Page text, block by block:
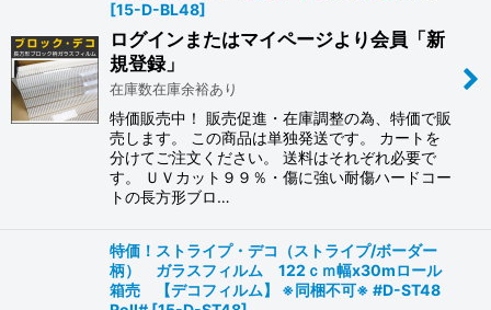
[15-D-BL48]
ログインまたはマイページより会員「新
規登録」
在庫数在庫余裕あり
特価販売中！ 販売促進・在庫調整の為、特価で販
売します。 この商品は単独発送です。 カートを
分けてご注文ください。 送料はそれぞれ必要で
す。 ＵＶカット９９％・傷に強い耐傷ハードコー
トの長方形ブロ…
特価！ストライプ・デコ（ストライプ/ボーダー
柄） ガラスフィルム 122ｃｍ幅x30mロール
箱売 【デコフィルム】 ※同梱不可※ #D-ST48